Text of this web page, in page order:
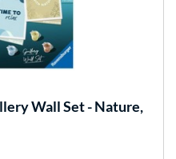
Wall Set - Nature,